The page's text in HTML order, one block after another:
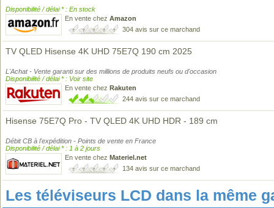
Disponibilité / délai * : En stock
En vente chez Amazon
304 avis sur ce marchand
TV QLED Hisense 4K UHD 75E7Q 190 cm 2025
L'Achat - Vente garanti sur des millions de produits neufs ou d'occasion
Disponibilité / délai * : Voir site
En vente chez Rakuten
244 avis sur ce marchand
Hisense 75E7Q Pro - TV QLED 4K UHD HDR - 189 cm
Débit CB à l'expédition - Points de vente en France
Disponibilité / délai * : 1 à 2 jours
En vente chez Materiel.net
134 avis sur ce marchand
Les téléviseurs LCD dans la même